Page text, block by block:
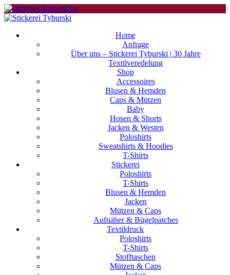
Home
Anfrage
Über uns – Stickerei Tyburski | 30 Jahre
Textilveredelung
Shop
Accessoires
Blusen & Hemden
Caps & Mützen
Baby
Hosen & Shorts
Jacken & Westen
Poloshirts
Sweatshirts & Hoodies
T-Shirts
Stickerei
Poloshirts
T-Shirts
Blusen & Hemden
Jacken
Mützen & Caps
Aufnäher & Bügelpatches
Textildruck
Poloshirts
T-Shirts
Stofftaschen
Mützen & Caps